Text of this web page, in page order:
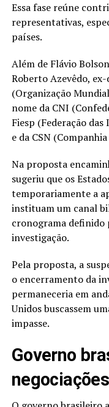
Essa fase reúne
representativas,
países.
Além de Flávio
Roberto Azevêdo,
(Organização
nome da CNI
Fiesp (Federação
e da CSN
Na proposta
sugeriu que os
temporariamente a
instituam um canal
cronograma definido
investigação.
Pela proposta, a
o encerramento da
permaneceria em
Unidos buscassem
impasse.
Governo
negociações